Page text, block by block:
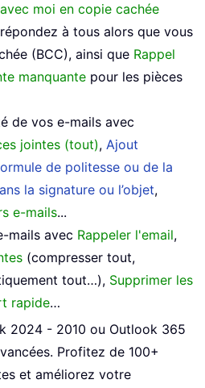
moi en copie cachée
à tous alors que vous
(BCC), ainsi que Rappel
manquante pour les pièces
de vos e-mails avec
jointes (tout), Ajout
de politesse ou de la
la signature ou l’objet,
e-mails...
mails avec Rappeler l'email,
(compresser tout,
tout…), Supprimer les
rapide…
2024 - 2010 ou Outlook 365
Profitez de 100+
et améliorez votre